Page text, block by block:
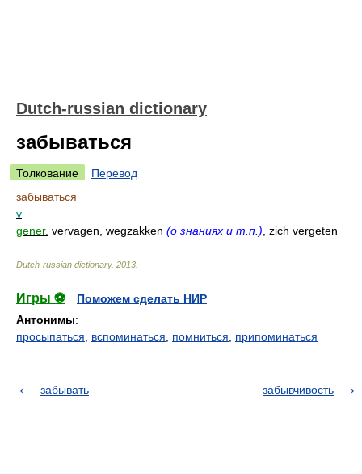
Dutch-russian dictionary
забываться
Толкование
Перевод
забываться
v
gener. vervagen, wegzakken (о знаниях и т.п.) , zich vergeten
Dutch-russian dictionary. 2013
Игры ⚽
Поможем сделать НИР
Антонимы:
просыпаться
вспоминаться помниться припоминаться
забывать забывчивость